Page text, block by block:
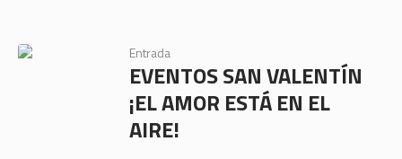
Entrada
EVENTOS SAN VALENTÍN
¡EL AMOR ESTÁ EN EL
AIRE!